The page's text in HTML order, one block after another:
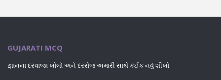
GUJARATI MCQ
જ્ઞાનના દરવાજા ખોલો અને દરરોજ અમારી સાથે કંઈક નવું શીખો.